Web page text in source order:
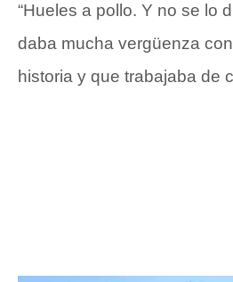
“Hueles a pollo. Y no se lo
daba mucha vergüenza
historia y que trabajaba de